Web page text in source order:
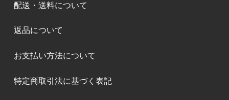
配送・送料について
返品について
お支払い方法について
特定商取引法に基づく表記